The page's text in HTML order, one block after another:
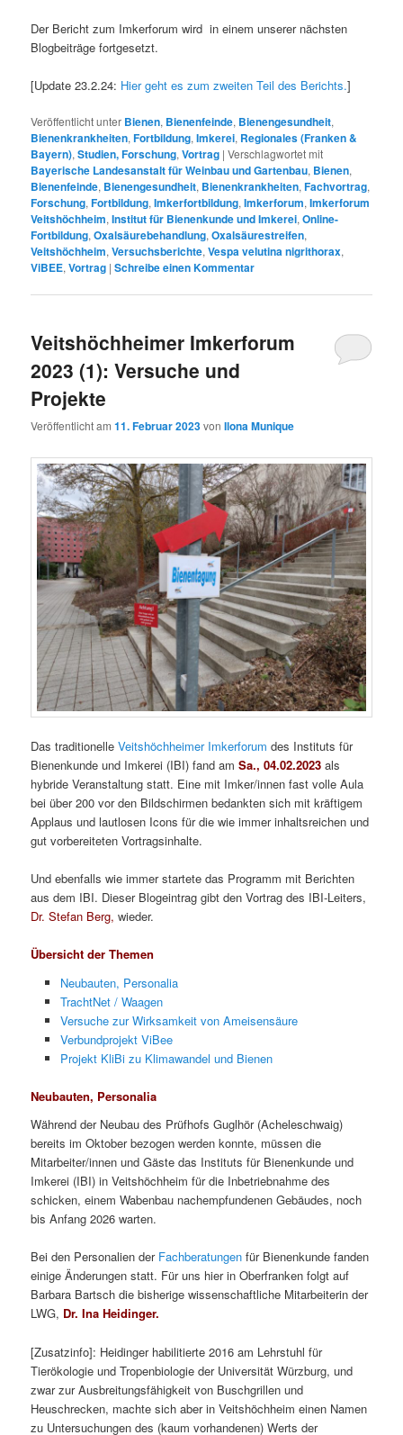
Der Bericht zum Imkerforum wird in einem unserer nächsten
Blogbeiträge fortgesetzt.
[Update 23.2.24: Hier geht es zum zweiten Teil des Berichts.]
Veröffentlicht unter Bienen, Bienenfeinde, Bienengesundheit,
Bienenkrankheiten,Fortbildung,Imkerei, Regionales (Franken &
Bayern),Studien, Forschung,Vortrag |Verschlagwortet mit
Bayerische Landesanstalt für Weinbau und Gartenbau, Bienen,
Bienenfeinde, Bienengesundheit, Bienenkrankheiten,Fachvortrag,
Forschung,Fortbildung,Imkerfortbildung,Imkerforum,Imkerforum
Veitshöchheim,Institut für Bienenkunde und Imkerei,Online-
Fortbildung,Oxalsäurebehandlung,Oxalsäurestreifen,
Veitshöchheim,Versuchsberichte,Vespa velutina nigrithorax,
ViBEE,Vortrag |Schreibe einen Kommentar
Veitshöchheimer Imkerforum
2023 (1): Versuche und
Projekte
Veröffentlicht am11. Februar 2023vonIlona Munique
Das traditionelleVeitshöchheimer Imkerforum des Instituts für
Bienenkunde und Imkerei (IBI) fand amSa., 04.02.2023als
hybride Veranstaltung statt. Eine mit Imker/innen fast volle Aula
bei über 200 vor den Bildschirmen bedankten sich mit kräftigem
Applaus und lautlosen Icons für die wie immer inhaltsreichen und
gut vorbereiteten Vortragsinhalte.
Und ebenfalls wie immer startete das Programm mit Berichten
aus dem IBI. Dieser Blogeintrag gibt den Vortrag des IBI-Leiters,
Dr. Stefan Berg, wieder.
Übersicht der Themen
Neubauten, Personalia
TrachtNet / Waagen
Versuche zur Wirksamkeit von Ameisensäure
Verbundprojekt ViBee
Projekt KliBi zu Klimawandel und Bienen
Neubauten, Personalia
Während der Neubau des Prüfhofs Guglhör (Acheleschwaig)
bereits im Oktober bezogen werden konnte, müssen die
Mitarbeiter/innen und Gäste das Instituts für Bienenkunde und
Imkerei (IBI) in Veitshöchheim für die Inbetriebnahme des
schicken, einem Wabenbau nachempfundenen Gebäudes, noch
bis Anfang 2026 warten.
Bei den Personalien der Fachberatungen für Bienenkunde fanden
einige Änderungen statt. Für uns hier in Oberfranken folgt auf
Barbara Bartsch die bisherige wissenschaftliche Mitarbeiterin der
LWG, Dr. Ina Heidinger.
[Zusatzinfo]: Heidinger habilitierte 2016 am Lehrstuhl für
Tierökologie und Tropenbiologie der Universität Würzburg, und
zwar zur Ausbreitungsfähigkeit von Buschgrillen und
Heuschrecken, machte sich aber in Veitshöchheim einen Namen
zu Untersuchungen des (kaum vorhandenen) Werts der